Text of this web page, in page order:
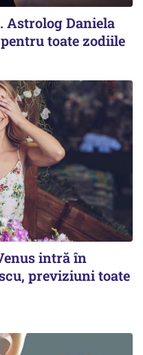
Astrolog Daniela
toate zodiile
intră în
previziuni toate